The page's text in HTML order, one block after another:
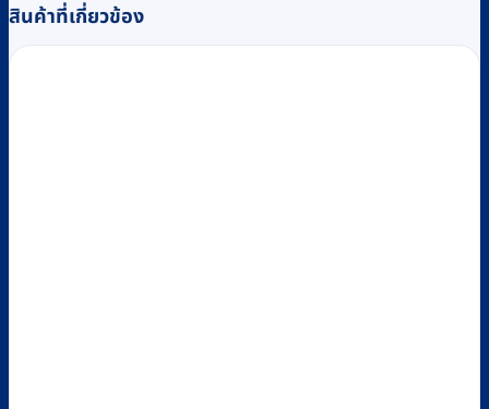
สินค้าที่เกี่ยวข้อง